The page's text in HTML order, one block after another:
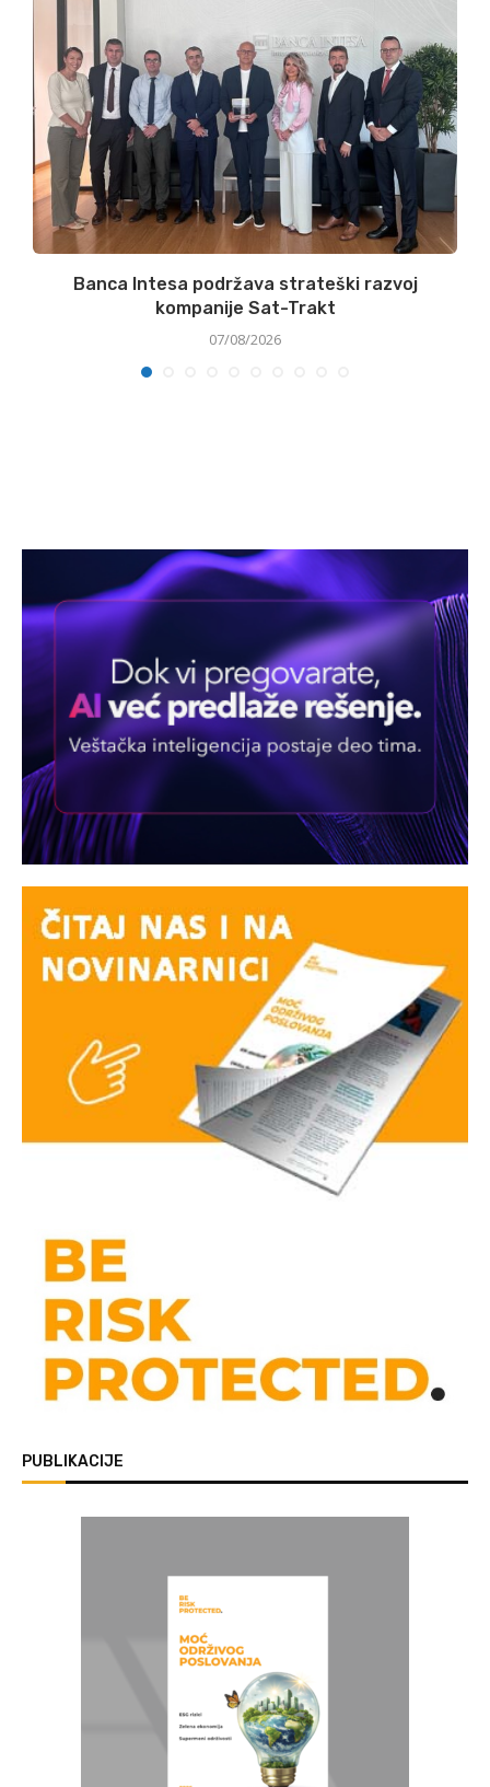
Banca Intesa podržava strateški razvoj
kompanije Sat-Trakt
07/08/2026
PUBLIKACIJE